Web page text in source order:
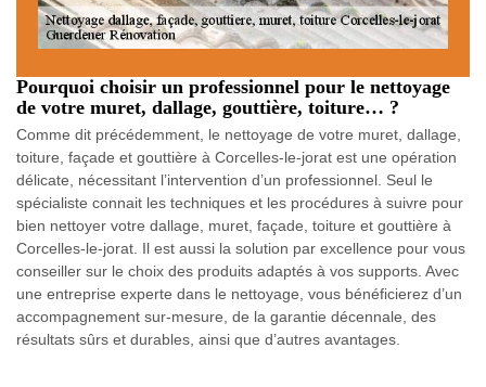
Pourquoi choisir un professionnel pour le nettoyage
de votre muret, dallage, gouttière, toiture… ?
Comme dit précédemment, le nettoyage de votre muret, dallage,
toiture, façade et gouttière à Corcelles-le-jorat est une opération
délicate, nécessitant l’intervention d’un professionnel. Seul le
spécialiste connait les techniques et les procédures à suivre pour
bien nettoyer votre dallage, muret, façade, toiture et gouttière à
Corcelles-le-jorat. Il est aussi la solution par excellence pour vous
conseiller sur le choix des produits adaptés à vos supports. Avec
une entreprise experte dans le nettoyage, vous bénéficierez d’un
accompagnement sur-mesure, de la garantie décennale, des
résultats sûrs et durables, ainsi que d’autres avantages.